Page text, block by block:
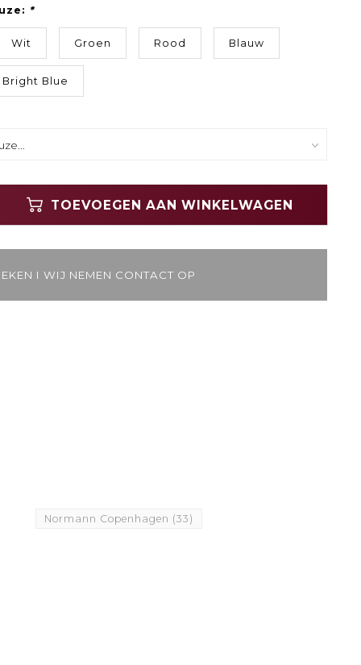
*
Wit Groen Rood Blauw
Bright Blue
TOEVOEGEN AAN WINKELWAGEN
I WIJ NEMEN CONTACT OP
Normann Copenhagen (33)